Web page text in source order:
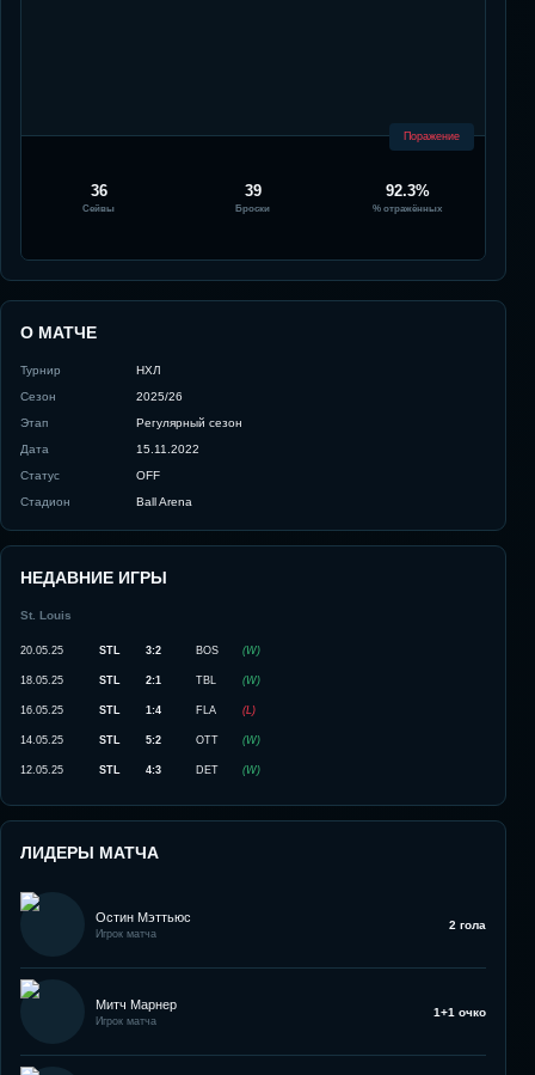
Поражение
36
Сейвы
39
Броски
92.3%
% отражённых
О МАТЧЕ
Турнир
НХЛ
Сезон
2025/26
Этап
Регулярный сезон
Дата
15.11.2022
Статус
OFF
Стадион
Ball Arena
НЕДАВНИЕ ИГРЫ
St. Louis
20.05.25 STL 3:2 BOS (W)
18.05.25 STL 2:1 TBL (W)
16.05.25 STL 1:4 FLA (L)
14.05.25 STL 5:2 OTT (W)
12.05.25 STL 4:3 DET (W)
ЛИДЕРЫ МАТЧА
Остин Мэттьюс
Игрок матча
2 гола
Митч Марнер
Игрок матча
1+1 очко